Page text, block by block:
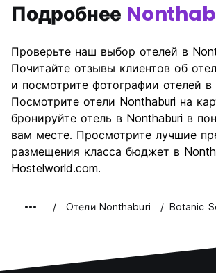
Подробнее
Проверьте наш выбор отелей в
Почитайте отзывы клиентов об
и посмотрите фотографии отелей в
Посмотрите отели Nonthaburi на
бронируйте отель в Nonthaburi в
вам месте. Просмотрите лучшие
размещения класса бюджет в
Hostelworld.com.
Oтели Nonthaburi Botanic